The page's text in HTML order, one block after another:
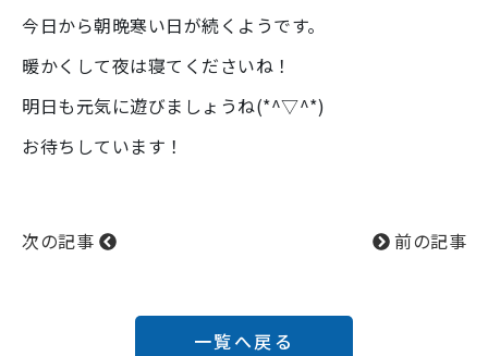
今日から朝晩寒い日が続くようです。
暖かくして夜は寝てくださいね！
明日も元気に遊びましょうね(*^▽^*)
お待ちしています！
次の記事 前の記事
一覧へ戻る